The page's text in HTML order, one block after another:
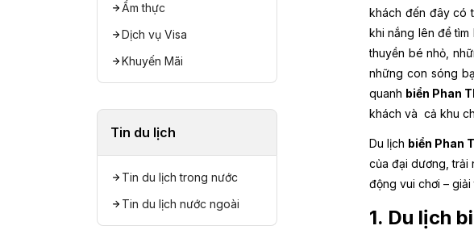
Ẩm thực
Dịch vụ Visa
Khuyến Mãi
Tin du lịch
Tin du lịch trong nước
Tin du lịch nước ngoài
khách đến đây có
khi nắng lên để
thuyền bé nhỏ,
những con sóng
quanh biển Phan
khách và cả khu
Du lịch biển Phan
của đại dương, trải
động vui chơi –
1. Du lịch